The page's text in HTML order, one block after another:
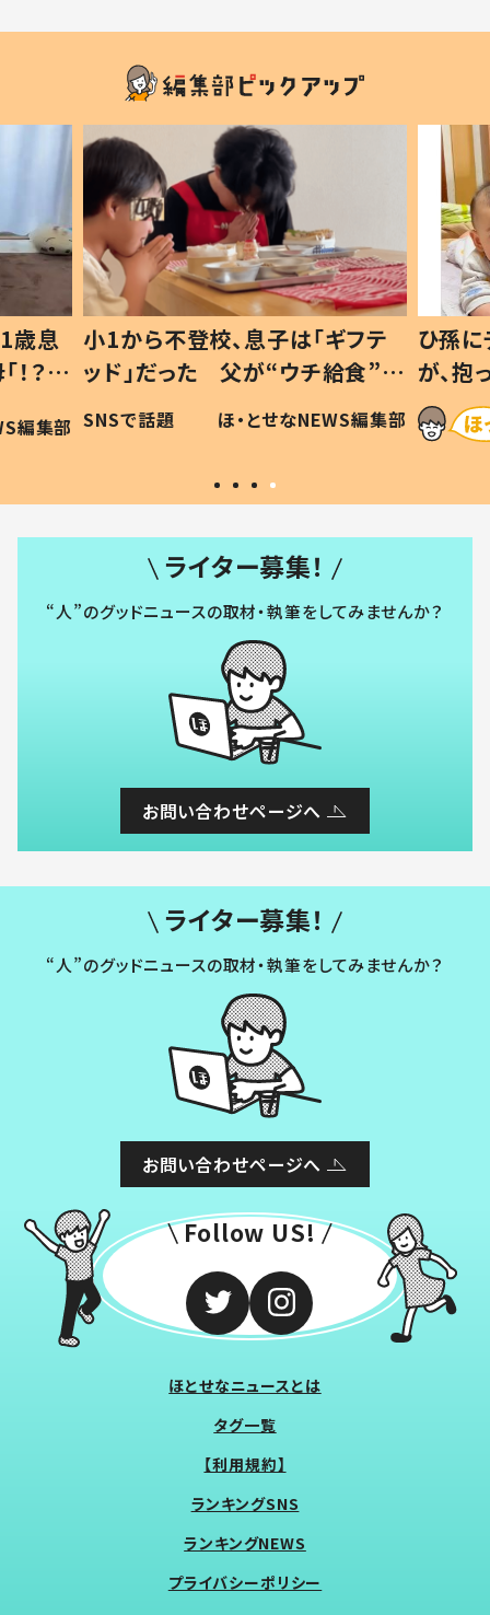
歳息
？」
編集部
小1から不登校、息子は「ギフテ
ッド」だった 父が“ウチ給食”を
作り続ける理由とは #令和の親
#令和の子
SNSで話題 ほ・とせなNEWS編集部
ひ孫
が、
「涙が
い」
ライター募集！
“人”のグッドニュースの取材・執筆をしてみませんか？
お問い合わせページへ
ライター募集！
“人”のグッドニュースの取材・執筆をしてみませんか？
お問い合わせページへ
Follow US!
ほとせなニュースとは
タグ一覧
【利用規約】
ランキングSNS
ランキングNEWS
プライバシーポリシー